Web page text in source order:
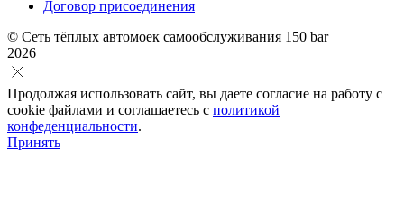
Договор присоединения
© Сеть тёплых автомоек самообслуживания 150 bar
2026
Продолжая использовать сайт, вы даете согласие на работу с
cookie файлами и соглашаетесь с политикой
конфеденциальности.
Принять